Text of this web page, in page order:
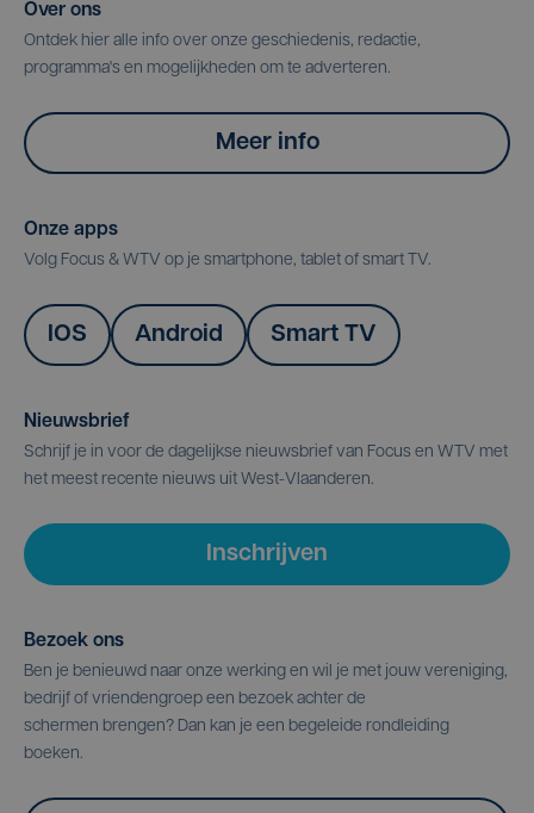
Over ons
Ontdek hier alle info over onze geschiedenis, redactie,
programma's en mogelijkheden om te adverteren.
Meer info
Onze apps
Volg Focus & WTV op je smartphone, tablet of smart TV.
IOS Android Smart TV
Nieuwsbrief
Schrijf je in voor de dagelijkse nieuwsbrief van Focus en WTV met
het meest recente nieuws uit West-Vlaanderen.
Inschrijven
Bezoek ons
Ben je benieuwd naar onze werking en wil je met jouw vereniging,
bedrijf of vriendengroep een bezoek achter de
schermen brengen? Dan kan je een begeleide rondleiding
boeken.